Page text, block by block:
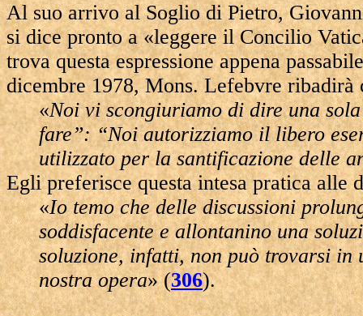
Al suo arrivo al Soglio di Pietro,
si dice pronto a «leggere il Concilio
trova questa espressione appena
dicembre 1978, Mons. Lefebvre
«Noi vi scongiuriamo di dire una
fare”: “Noi autorizziamo il libero
utilizzato per la santificazione delle
Egli preferisce questa intesa pratica alle
«Io temo che delle discussioni
soddisfacente e allontanino una
soluzione, infatti, non può trovarsi in
nostra opera» (306).